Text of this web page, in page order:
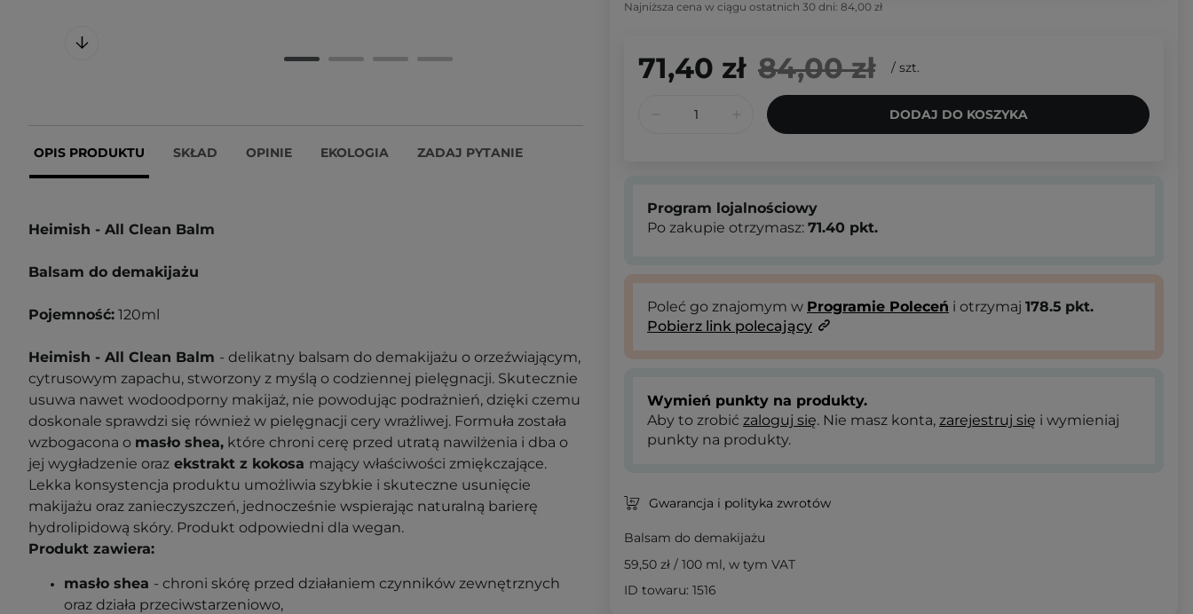
OPIS PRODUKTU SKŁAD OPINIE EKOLOGIA ZADAJ PYTANIE
Heimish - All Clean Balm
Balsam do demakijażu
Pojemność: 120ml
Heimish - All Clean Balm - delikatny balsam do demakijażu o orzeźwiającym,
cytrusowym zapachu, stworzony z myślą o codziennej pielęgnacji. Skutecznie
usuwa nawet wodoodporny makijaż, nie powodując podrażnień, dzięki czemu
doskonale sprawdzi się również w pielęgnacji cery wrażliwej. Formuła została
wzbogacona o masło shea, które chroni cerę przed utratą nawilżenia i dba o
jej wygładzenie oraz ekstrakt z kokosa mający właściwości zmiękczające.
Lekka konsystencja produktu umożliwia szybkie i skuteczne usunięcie
makijażu oraz zanieczyszczeń, jednocześnie wspierając naturalną barierę
hydrolipidową skóry. Produkt odpowiedni dla wegan.
Produkt zawiera:
masło shea - chroni skórę przed działaniem czynników zewnętrznych
oraz działa przeciwstarzeniowo,
Najniższa cena w ciągu ostatnich 30 dni: 84,00 zł
71,40 zł 84,00 zł / szt.
DODAJ DO KOSZYKA
Program lojalnościowy
Po zakupie otrzymasz: 71.40 pkt.
Poleć go znajomym w Programie Poleceń i otrzymaj 178.5 pkt.
Pobierz link polecający
Wymień punkty na produkty.
Aby to zrobić zaloguj się. Nie masz konta, zarejestruj się i wymieniaj
punkty na produkty.
Gwarancja i polityka zwrotów
Balsam do demakijażu
59,50 zł / 100 ml, w tym VAT
ID towaru: 1516